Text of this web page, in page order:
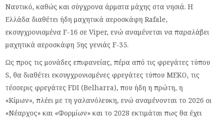
Ναυτικό, καθώς και σύγχρονα άρματα μάχης στα νησιά. Η
Ελλάδα διαθέτει ήδη μαχητικά αεροσκάφη Rafale,
εκσυγχρονισμένα F-16 σε Viper, ενώ αναμένεται να παραλάβει
μαχητικά αεροσκάφη 5ης γενιάς F-35.
Ως προς τις μονάδες επιφανείας, πέρα από τις φρεγάτες τύπου
S, θα διαθέτει εκσυγχρονισμένες φρεγάτες τύπου ΜΕΚΟ, τις
τέσσερις φρεγάτες FDI (Belharra), που ήδη η πρώτη, η
«Κίμων», πλέει με τη γαλανόλευκη, ενώ αναμένονται το 2026 οι
«Νέαρχος» και «Φορμίων» και το 2028 εκτιμάται πως θα έχει